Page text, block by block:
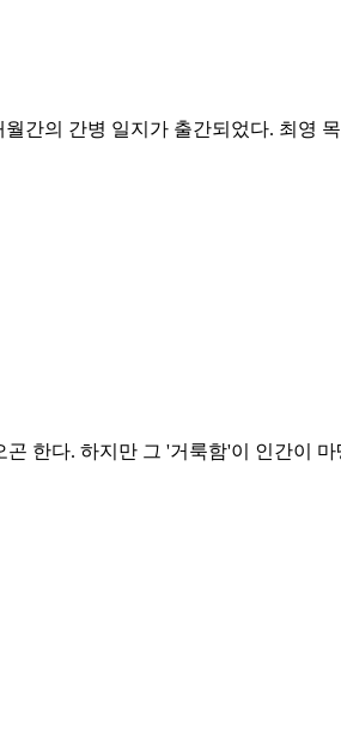
간의 간병 일지가 출간되었다. 최영
한다. 하지만 그 '거룩함'이 인간이